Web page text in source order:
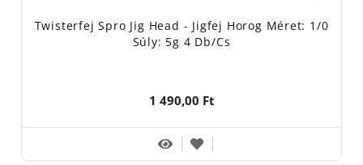
Twisterfej Spro Jig Head - Jigfej Horog Méret: 1/0
Súly: 5g 4 Db/cs
1 490,00 Ft